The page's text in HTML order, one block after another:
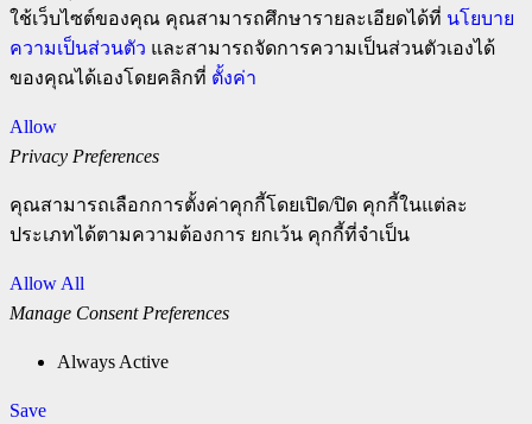
ใช้เว็บไซต์ของคุณ คุณสามารถศึกษารายละเอียดได้ที่ นโยบาย
ความเป็นส่วนตัว และสามารถจัดการความเป็นส่วนตัวเองได้
ของคุณได้เองโดยคลิกที่ ตั้งค่า
Allow
Privacy Preferences
คุณสามารถเลือกการตั้งค่าคุกกี้โดยเปิด/ปิด คุกกี้ในแต่ละ
ประเภทได้ตามความต้องการ ยกเว้น คุกกี้ที่จำเป็น
Allow All
Manage Consent Preferences
Always Active
Save